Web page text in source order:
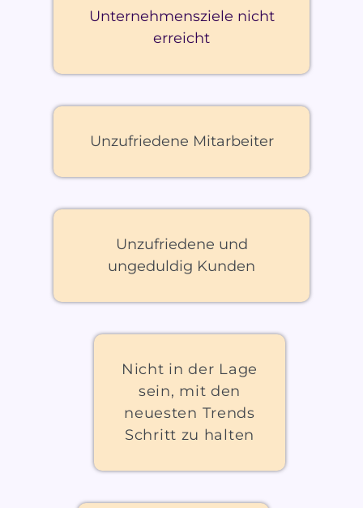
Unternehmensziele nicht
erreicht
Unzufriedene Mitarbeiter
Unzufriedene und
ungeduldig Kunden
Nicht in der Lage
sein, mit den
neuesten Trends
Schritt zu halten